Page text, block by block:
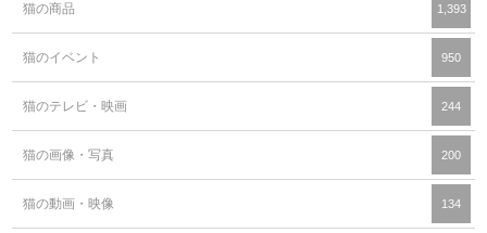
猫の商品 1,393
猫のイベント 950
猫のテレビ・映画 244
猫の画像・写真 200
猫の動画・映像 134